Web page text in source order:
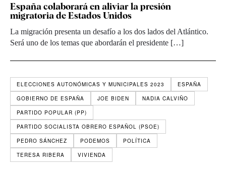
España colaborará en aliviar la presión
migratoria de Estados Unidos
La migración presenta un desafío a los dos lados del Atlántico.
Será uno de los temas que abordarán el presidente […]
ELECCIONES AUTONÓMICAS Y MUNICIPALES 2023
ESPAÑA
GOBIERNO DE ESPAÑA
JOE BIDEN
NADIA CALVIÑO
PARTIDO POPULAR (PP)
PARTIDO SOCIALISTA OBRERO ESPAÑOL (PSOE)
PEDRO SÁNCHEZ
PODEMOS
POLÍTICA
TERESA RIBERA
VIVIENDA